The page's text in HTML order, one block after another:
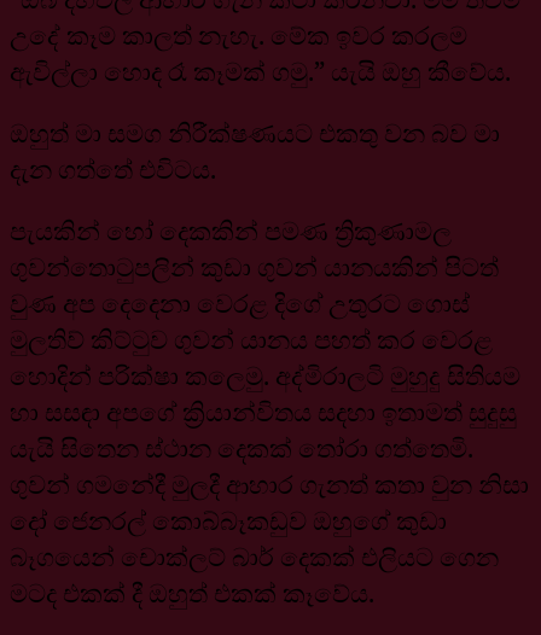
උදේ කෑම කාලත් නැහැ. මේක ඉවර කරලම
ඇවිල්ලා හොද රෑ කෑමක් ගමු.” යැයි ඔහු කීවේය.
ඔහුත් මා සමග නිරීක්ෂණයට එකතු වන බව මා
දැන ගත්තේ එවිටය.
පැයකින් හෝ දෙකකින් පමණ ත්‍රිකුණාමල
ගුවන්තොටුපලින් කුඩා ගුවන් යානයකින් පිටත්
වුණ අප දෙදෙනා වෙරළ දිගේ උතුරට ගොස්
මුලතිව් කිට්ටුව ගුවන් යානය පහත් කර වෙරළ
හොදින් පරික්ෂා කලෙමු. අද්මිරාලටි මුහුදු සිතියම
හා සසඳා අපගේ ක්‍රියාන්විතය සදහා ඉතාමත් සුදුසු
යැයි සිතෙන ස්ථාන දෙකක් තෝරා ගත්තෙමි.
ගුවන් ගමනේදී මුලදී ආහාර ගැනත් කතා වුන නිසා
දෝ ජෙනරල් කොබ්බෑකඩුව ඔහුගේ කුඩා
බෑගයෙන් චොක්ලට් බාර් දෙකක් එලියට ගෙන
මටද එකක් දී ඔහුත් එකක් කෑවේය.